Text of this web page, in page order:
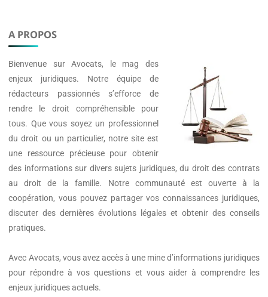
A PROPOS
Bienvenue surAvocats, le mag des
enjeux juridiques. Notre équipe de
rédacteurs passionnés s’efforce de
rendre le droit compréhensible pour
tous. Que vous soyez un professionnel
du droit ou un particulier, notre site est
une ressource précieuse pour obtenir
des informations sur divers sujets juridiques, du droit des contrats
au droit de la famille. Notre communauté est ouverte à la
coopération, vous pouvez partager vos connaissances juridiques,
discuter des dernières évolutions légales et obtenir des conseils
pratiques.
Avec Avocats, vous avez accès à une mine d’informations juridiques
pour répondre à vos questions et vous aider à comprendre les
enjeux juridiques actuels.